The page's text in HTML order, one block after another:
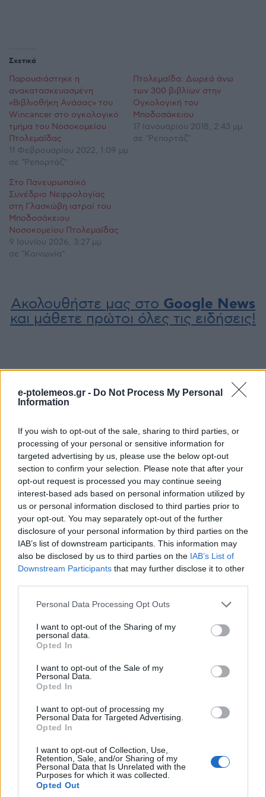
e-ptolemeos.gr - Do Not Process My Personal
Information
If you wish to opt-out of the sale, sharing to third parties, or
processing of your personal or sensitive information for
targeted advertising by us, please use the below opt-out
section to confirm your selection. Please note that after your
opt-out request is processed you may continue seeing
interest-based ads based on personal information utilized by
us or personal information disclosed to third parties prior to
your opt-out. You may separately opt-out of the further
disclosure of your personal information by third parties on the
IAB’s list of downstream participants. This information may
also be disclosed by us to third parties on the IAB’s List of
Downstream Participants that may further disclose it to other
Please note that this website/app uses one or more Google
not limited to your visit or usage behaviour. You may click to
grant or deny consent to Google and its third-party tags to
use your data for below specified purposes in below Google
consent section.
Personal Data Processing Opt Outs
I want to opt-out of the Sharing of my
personal data.
Opted In
I want to opt-out of the Sale of my
Personal Data.
Opted In
I want to opt-out of processing my
Personal Data for Targeted Advertising.
Opted In
I want to opt-out of Collection, Use,
Retention, Sale, and/or Sharing of my
Personal Data that Is Unrelated with the
Purposes for which it was collected.
Opted Out
Σχετικά
Παρουσιάστηκε η
ανακατασκευασμένη
«Βιβλιοθήκη Ανάσας» του
Wincancer στο ογκολογικό
τμήμα του Νοσοκομείου
Πτολεμαΐδας
11 Φεβρουαρίου 2022, 1:09 μμ
σε "Ρεπορτάζ"
Πτολεμαΐδα: Δωρεά άνω
των 300 βιβλίων στην
Ογκολογική του
Μποδοσάκειου
17 Ιανουαρίου 2018, 2:43 μμ
σε "Ρεπορτάζ"
Στο Πανευρωπαϊκό
Συνέδριο Νεφρολογίας
στη Γλασκώβη ιατροί του
Μποδοσάκειου
Νοσοκομείου Πτολεμαΐδας
9 Ιουνίου 2026, 3:27 μμ
σε "Κοινωνία"
Ακολουθήστε μας στο Google News
και μάθετε πρώτοι όλες τις ειδήσεις!